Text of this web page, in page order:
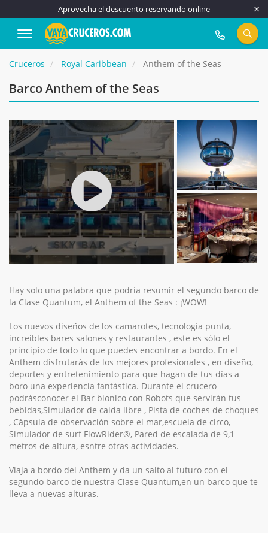
Aprovecha el descuento reservando online
917 815 555
Cruceros Royal Caribbean Anthem of the Seas
Barco Anthem of the Seas
Hay solo una palabra que podría resumir el segundo barco de
la Clase Quantum, el Anthem of the Seas : ¡WOW!
Los nuevos diseños de los camarotes, tecnología punta,
increibles bares salones y restaurantes , este es sólo el
principio de todo lo que puedes encontrar a bordo. En el
Anthem disfrutarás de los mejores profesionales , en diseño,
deportes y entretenimiento para que hagan de tus días a
boro una experiencia fantástica. Durante el crucero
podrásconocer el Bar bionico con Robots que servirán tus
bebidas,Simulador de caida libre , Pista de coches de choques
, Cápsula de observación sobre el mar,escuela de circo,
Simulador de surf FlowRider®, Pared de escalada de 9,1
metros de altura, esntre otras actividades.
Viaja a bordo del Anthem y da un salto al futuro con el
segundo barco de nuestra Clase Quantum,en un barco que te
lleva a nuevas alturas.